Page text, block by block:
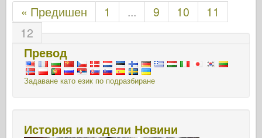
« Предишен 1 ... 9 10
11
12
Превод
Задаване като език по подразбиране
История и модели Новини